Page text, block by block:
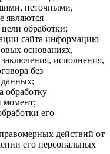
неточными,
являются
обработки;
сайта информацию
основаниях,
исполнения,
без
данных;
обработку
момент;
его
действий от
его персональных